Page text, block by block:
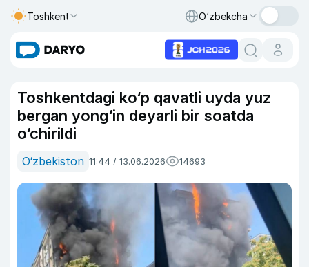
Toshkent O‘zbekcha
Toshkentdagi ko‘p qavatli uyda yuz
bergan yong‘in deyarli bir soatda
o‘chirildi
O‘zbekiston 11:44 / 13.06.2026 14693